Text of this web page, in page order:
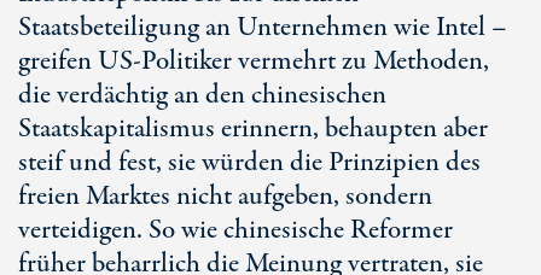
Staatsbeteiligung an Unternehmen wie Intel –
greifenUS-Politikervermehrt zu Methoden,
die verdächtig an den chinesischen
Staatskapitalismus erinnern, behaupten aber
steif und fest, sie würden die Prinzipien des
freien Marktes nicht aufgeben, sondern
verteidigen. So wie chinesische Reformer
früher beharrlich die Meinung vertraten, sie